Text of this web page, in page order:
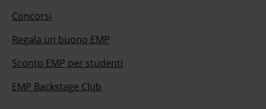
Concorsi
Regala un buono EMP
Sconto EMP per studenti
EMP Backstage Club